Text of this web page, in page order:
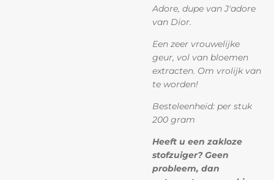
Adore, dupe van J'adore
van Dior.
Een zeer vrouwelijke
geur, vol van bloemen
extracten. Om vrolijk van
te worden!
Besteleenheid: per stuk
200 gram
Heeft u een zakloze
stofzuiger? Geen
probleem, dan